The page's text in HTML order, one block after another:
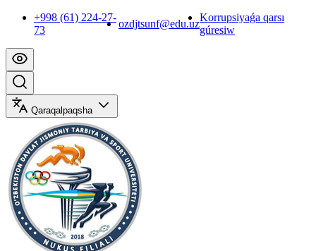
+998 (61) 224-27-
73
ozdjtsunf@edu.uz
Korrupsiyaǵa qarsı
gúresiw
Qaraqalpaqsha